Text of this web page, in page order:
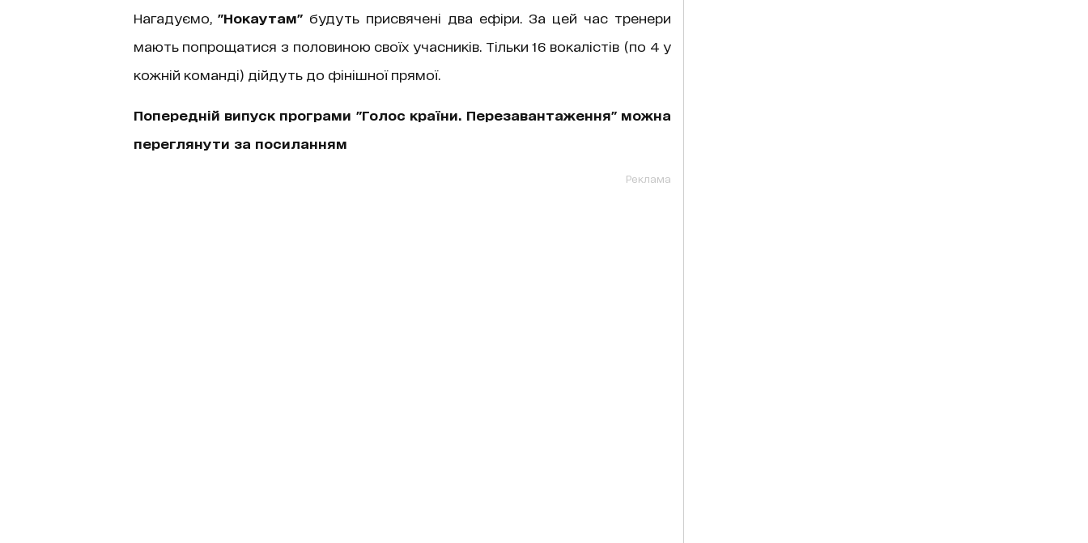
Нагадуємо,"Нокаутам" будуть присвячені два ефіри. За цей час тренери
мають попрощатися з половиною своїх учасників. Тільки 16 вокалістів (по 4 у
кожній команді) дійдуть до фінішної прямої.
Попередній випуск програми "Голос країни. Перезавантаження" можна
переглянути за посиланням
Реклама